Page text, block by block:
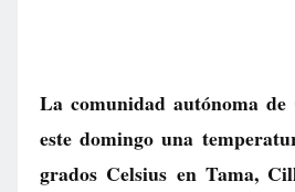
La comunidad autónoma
este domingo una
grados Celsius en Tama,